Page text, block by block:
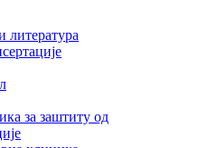
литература
за заштиту од